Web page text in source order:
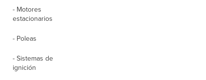
- Motores
estacionarios
- Poleas
- Sistemas de
ignición